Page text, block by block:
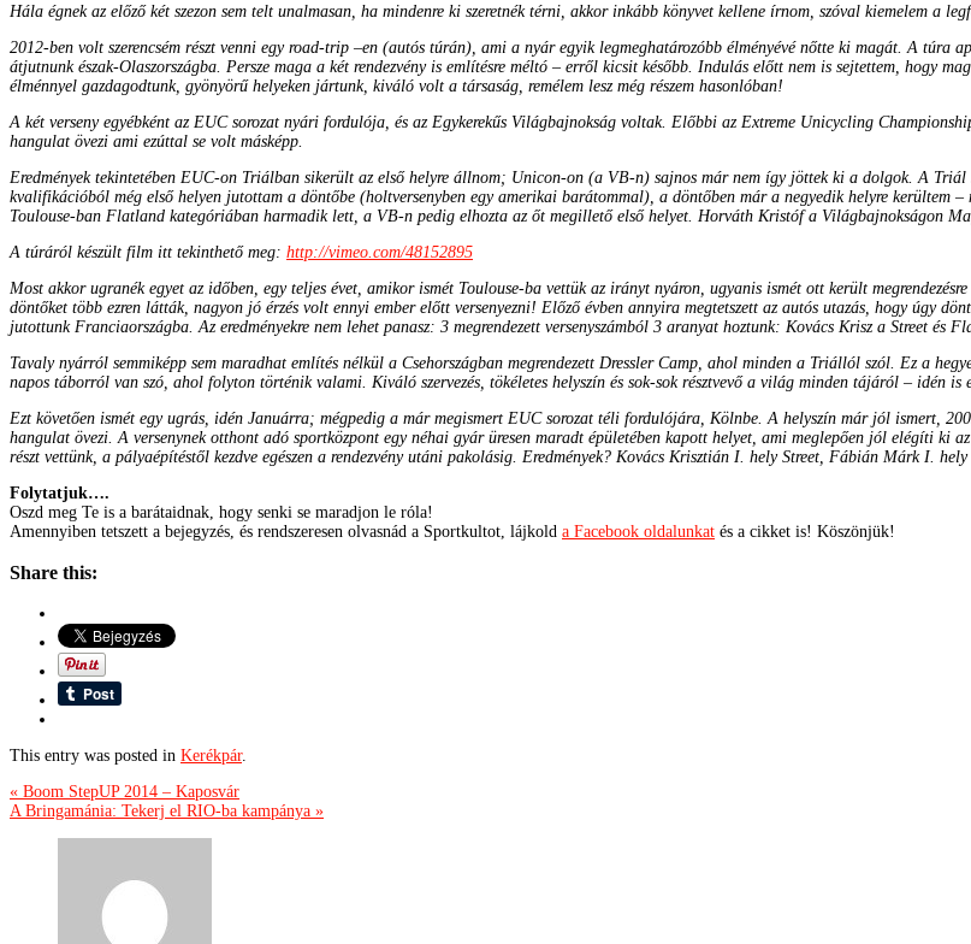
Hála égnek az előző két szezon sem telt unalmasan, ha mindenre ki szeretnék térni, akkor inkább könyvet kellene írnom, szóval kiemelem a
2012-ben volt szerencsém részt venni egy road-trip –en (autós túrán), ami a nyár egyik legmeghatározóbb élményévé nőtte ki magát. A túra
átjutnunk észak-Olaszországba. Persze maga a két rendezvény is említésre méltó – erről kicsit később. Indulás előtt nem is sejtettem, hogy
élménnyel gazdagodtunk, gyönyörű helyeken jártunk, kiváló volt a társaság, remélem lesz még részem hasonlóban!
A két verseny egyébként az EUC sorozat nyári fordulója, és az Egykerekűs Világbajnokság voltak. Előbbi az Extreme Unicycling
hangulat övezi ami ezúttal se volt másképp.
Eredmények tekintetében EUC-on Triálban sikerült az első helyre állnom; Unicon-on (a VB-n) sajnos már nem így jöttek ki a dolgok. A Triál
kvalifikációból még első helyen jutottam a döntőbe (holtversenyben egy amerikai barátommal), a döntőben már a negyedik helyre kerültem
Toulouse-ban Flatland kategóriában harmadik lett, a VB-n pedig elhozta az őt megillető első helyet. Horváth Kristóf a Világbajnokságon
A túráról készült film itt tekinthető meg: http://vimeo.com/48152895
Most akkor ugranék egyet az időben, egy teljes évet, amikor ismét Toulouse-ba vettük az irányt nyáron, ugyanis ismét ott került
döntőket több ezren látták, nagyon jó érzés volt ennyi ember előtt versenyezni! Előző évben annyira megtetszett az autós utazás, hogy úgy
jutottunk Franciaországba. Az eredményekre nem lehet panasz: 3 megrendezett versenyszámból 3 aranyat hoztunk: Kovács Krisz a Street és
Tavaly nyárról semmiképp sem maradhat említés nélkül a Csehországban megrendezett Dressler Camp, ahol minden a Triállól szól. Ez a
napos táborról van szó, ahol folyton történik valami. Kiváló szervezés, tökéletes helyszín és sok-sok résztvevő a világ minden tájáról – idén is
Ezt követően ismét egy ugrás, idén Januárra; mégpedig a már megismert EUC sorozat téli fordulójára, Kölnbe. A helyszín már jól ismert,
hangulat övezi. A versenynek otthont adó sportközpont egy néhai gyár üresen maradt épületében kapott helyet, ami meglepően jól elégíti ki
részt vettünk, a pályaépítéstől kezdve egészen a rendezvény utáni pakolásig. Eredmények? Kovács Krisztián I. hely Street, Fábián Márk I. hely
Folytatjuk….
Oszd meg Te is a barátaidnak, hogy senki se maradjon le róla!
Amennyiben tetszett a bejegyzés, és rendszeresen olvasnád a Sportkultot, lájkold a Facebook oldalunkat és a cikket is! Köszönjük!
Share this:
This entry was posted in Kerékpár.
« Boom StepUP 2014 – Kaposvár
A Bringamánia: Tekerj el RIO-ba kampánya »